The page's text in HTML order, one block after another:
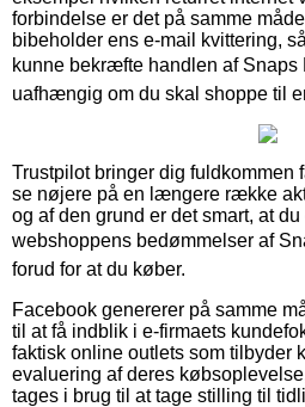
forbindelse er det på samme
bibeholder ens e-mail kvittering,
kunne bekræfte handlen af Snaps
uafhængig om du skal shoppe til
Trustpilot bringer dig fuldkommen
se nøjere på en længere række
og af den grund er det smart, at
webshoppens bedømmelser af
forud for at du køber.
Facebook genererer på samme
til at få indblik i e-firmaets
faktisk online outlets som tilbyder
evaluering af deres
tages i brug til at tage stilling til